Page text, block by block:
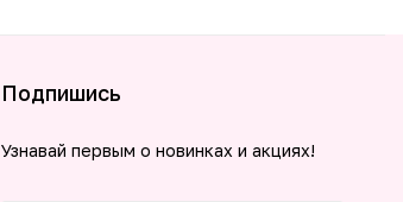
Подпишись
Узнавай первым о новинках и акциях!